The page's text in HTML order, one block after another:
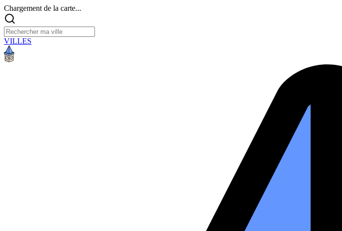
Chargement de la carte...
VILLES